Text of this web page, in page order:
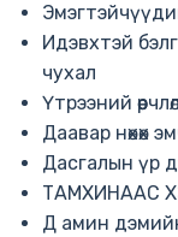
Идэвхтэй
чухал
Үтрээний
Даавар нөхөх
Дасгалын үр
ТАМХИНААС
Д амин